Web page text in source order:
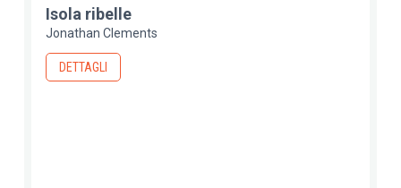
Isola ribelle
Jonathan Clements
DETTAGLI